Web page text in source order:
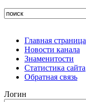
Главная страница
Новости канала
Знаменитости
Статистика сайта
Обратная связь
Логин